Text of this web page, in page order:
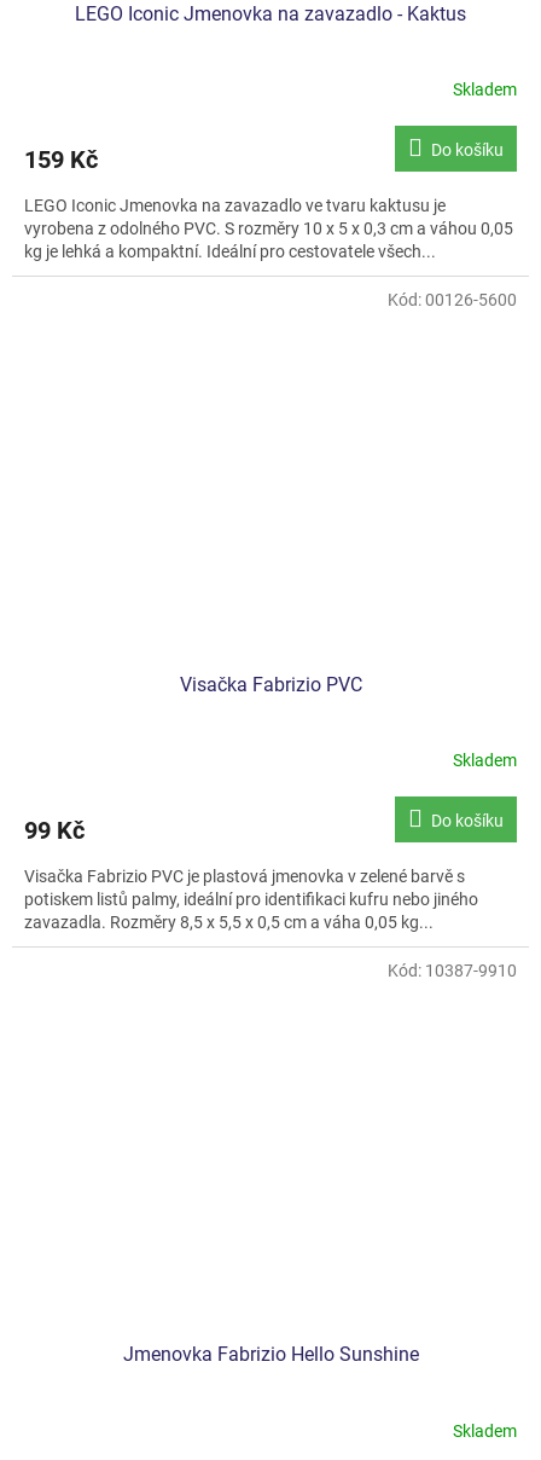
LEGO Iconic Jmenovka na zavazadlo - Kaktus
Skladem
159 Kč Do košíku
LEGO Iconic Jmenovka na zavazadlo ve tvaru kaktusu je
vyrobena z odolného PVC. S rozměry 10 x 5 x 0,3 cm a váhou 0,05
kg je lehká a kompaktní. Ideální pro cestovatele všech...
Visačka Fabrizio PVC
Skladem
99 Kč Do košíku
Visačka Fabrizio PVC je plastová jmenovka v zelené barvě s
potiskem listů palmy, ideální pro identifikaci kufru nebo jiného
zavazadla. Rozměry 8,5 x 5,5 x 0,5 cm a váha 0,05 kg...
Kód:00126-5600
Jmenovka Fabrizio Hello Sunshine
Skladem
Kód: 10387-9910